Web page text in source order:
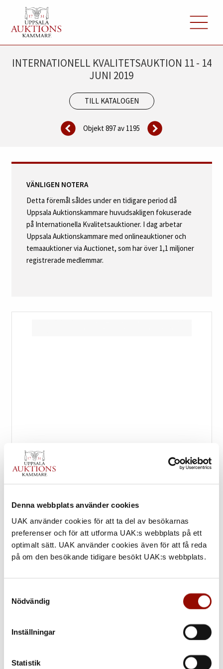
Denna webbplats använder cookies
UAK använder cookies för att ta del av besökarnas
preferenser och för att utforma UAK:s webbplats på ett
optimalt sätt. UAK använder cookies även för att få reda
på om den besökande tidigare besökt UAK:s webbplats.
Nödvändig
Inställningar
Statistik
INTERNATIONELL KVALITETSAUKTION 11 - 14
JUNI 2019
TILL KATALOGEN
Objekt 897 av 1195
VÄNLIGEN NOTERA
Detta föremål såldes under en tidigare period då
Uppsala Auktionskammare huvudsakligen fokuserade
på Internationella Kvalitetsauktioner. I dag arbetar
Uppsala Auktionskammare med onlineauktioner och
temaauktioner via Auctionet, som har över 1,1 miljoner
registrerade medlemmar.
1065. SEKRETÄR